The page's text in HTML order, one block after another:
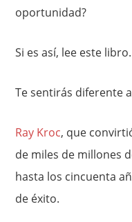
oportunidad?
Si es así, lee este libro.
Te sentirás diferente
Ray Kroc, que
de miles de millones
hasta los cincuenta
de éxito.